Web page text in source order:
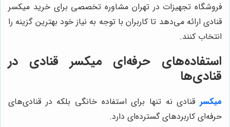
فروشگاه تجهیزات در تهران مشاوره تخصصی برای خرید میکسر
قنادی ارائه می‌دهد تا کاربران با توجه به نیاز خود بهترین گزینه را
انتخاب کنند.
استفاده‌های حرفه‌ای میکسر قنادی در
قنادی‌ها
میکسر قنادی نه تنها برای استفاده خانگی بلکه در قنادی‌های
حرفه‌ای کاربردهای گسترده‌ای دارد.